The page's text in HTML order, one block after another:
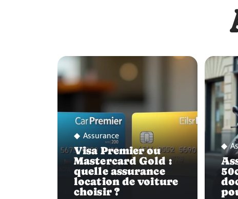
Assurance
Visa Premier ou
Mastercard Gold :
quelle assurance
location de voiture
choisir ?